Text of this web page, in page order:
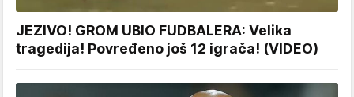
JEZIVO! GROM UBIO FUDBALERA: Velika
tragedija! Povređeno još 12 igrača! (VIDEO)